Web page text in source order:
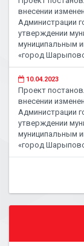
внесении
Администрации
утверждении
муниципальным
«город
10.04.2023
Проект
внесении
Администрации
утверждении
муниципальным
«город